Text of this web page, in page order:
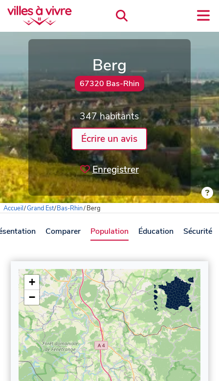
Berg
67320 Bas-Rhin
347 habitants
Écrire un avis
Enregistrer
Accueil/Grand Est/Bas-Rhin/Berg
Comparer Population Éducation Sécurité
+
−